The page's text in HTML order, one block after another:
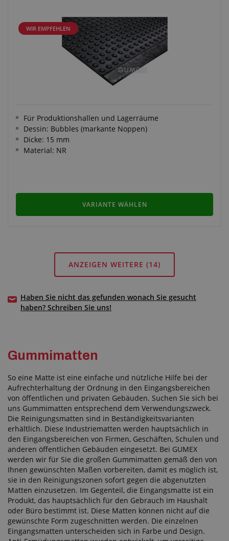
WIR EMPFEHLEN
Für Produktionshallen und Lagerräume
Dessin: Bubbles (markante Noppen)
Dicke: 15 mm
Material: NR
VARIANTE WÄHLEN
ANZEIGEN WEITERE (14)
Haben Sie nicht das gefunden wonach Sie gesucht
haben? Schreiben Sie uns!
Gummimatten
So eine Matte ist eine einfache und nützliche Hilfe bei der
Aufrechterhaltung der Ordnung in den Eingangsbereichen
von öffentlichen und privaten Gebäuden. Suchen Sie sich bei
uns Gummimatten entsprechend dem Verwendungszweck.
Die Reinigungsmatten sind in Beständigkeitsvarianten
erhältlich. Diese Industriematten werden hauptsächlich in
den Eingangsbereichen von Firmen, Geschäften, Schulen und
anderen öffentlichen Gebäuden eingesetzt. Bei GUMEX
werden wir für Sie die großen Gummimatten gemäß den von
Ihnen gewünschten Maßen vorbereiten, damit es möglich ist,
sie in den Reinigungszonen sofort gegen die abgenutzten
Matten einzusetzen. Im Gegenteil, die Eingangsmatte ist ein
Produkt, das hauptsächlich für den Gebrauch im Haushalt
oder Büro bestimmt ist. Diese Matten können nicht auf die
gewünschte Form zugeschnitten werden. Die einzelnen
Eingangsmatten unterscheiden sich in Farbe und Design.